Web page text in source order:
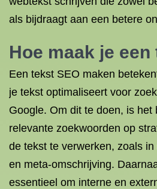
als bijdraagt aan een betere
Hoe maak je een
Een tekst SEO maken
je tekst optimaliseert voor
Google. Om dit te doen, is het
relevante zoekwoorden op
de tekst te verwerken, zoals
en meta-omschrijving.
essentieel om interne en